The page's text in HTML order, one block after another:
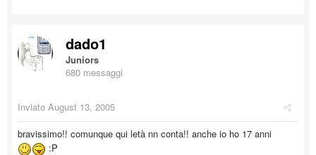
dado1
Juniors
680 messaggi
Inviato August 13, 2005
bravissimo!! comunque qui letà nn conta!! anche io ho 17 anni
:P